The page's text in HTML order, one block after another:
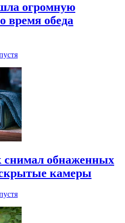
огромную
время обеда
снимал обнаженных
камеры